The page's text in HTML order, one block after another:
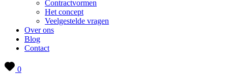
Contractvormen
Het concept
Veelgestelde vragen
Over ons
Blog
Contact
0